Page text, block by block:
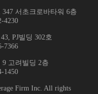
서초크로바타워 6층
4230
PJ빌딩 302호
7366
고려빌딩 2층
1450
Firm Inc. All rights